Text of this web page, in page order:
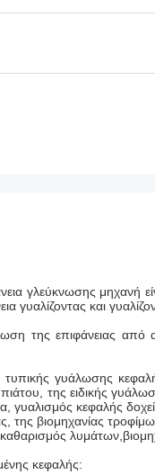
γλεύκνωσης μηχανή
γυαλίζοντας και
της επιφάνειας
γυάλωσης
της ειδικής
κεφαλής
της βιομηχανίας
κεφαλής: